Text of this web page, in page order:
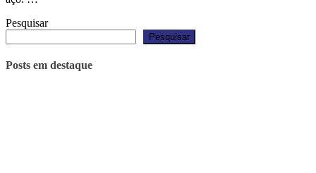
Pesquisar
Pesquisar
Posts em destaque